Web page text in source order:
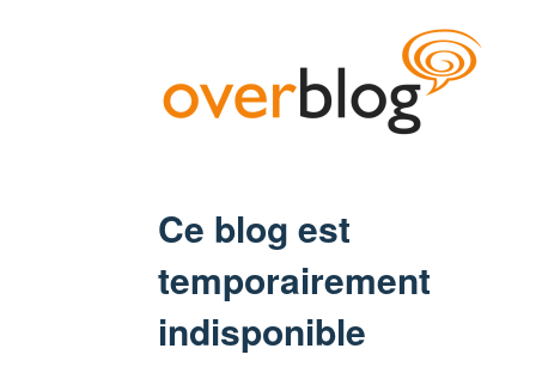
Ce blog est
temporairement
indisponible